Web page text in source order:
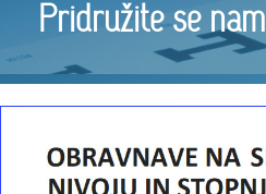
Pridružite se nam